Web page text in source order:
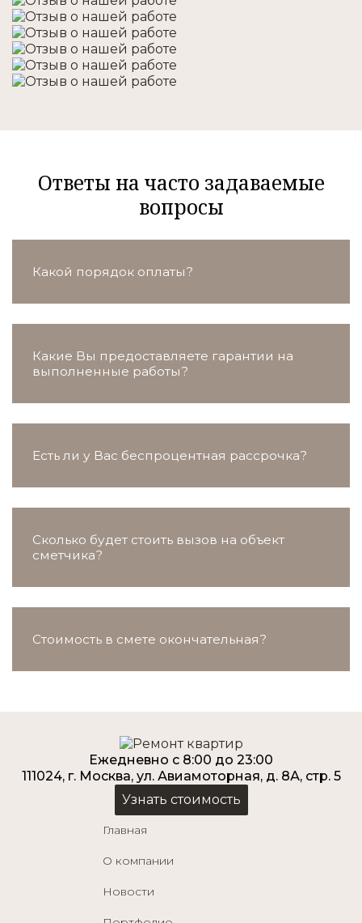
Ответы на часто задаваемые
вопросы
Какой порядок оплаты?
Какие Вы предоставляете гарантии на
выполненные работы?
Есть ли у Вас беспроцентная рассрочка?
Сколько будет стоить вызов на объект
сметчика?
Стоимость в смете окончательная?
Ежедневно с 8:00 до 23:00
111024, г. Москва, ул. Авиамоторная, д. 8А, стр. 5
Узнать стоимость
Главная
О компании
Новости